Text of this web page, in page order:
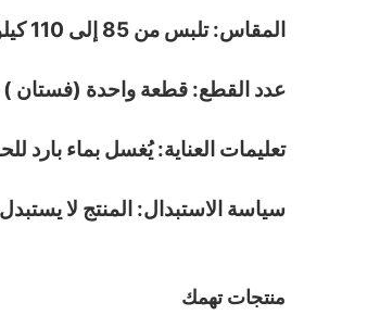
المقاس: تلبس من 85 إلى 110 كيلو
عدد القطع: قطعة واحدة (فستان )
تعليمات العناية: يُغسل بماء بارد
سياسة الاستبدال: المنتج لا
منتجات تهمك